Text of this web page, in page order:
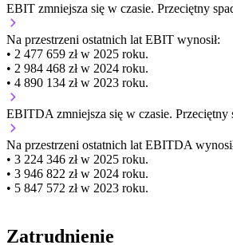
EBIT zmniejsza się w czasie. Przeciętny
Na przestrzeni ostatnich lat EBIT wynosił:
• 2 477 659 zł w 2025 roku.
• 2 984 468 zł w 2024 roku.
• 4 890 134 zł w 2023 roku.
EBITDA zmniejsza się w czasie. Przeciętny
Na przestrzeni ostatnich lat EBITDA
• 3 224 346 zł w 2025 roku.
• 3 946 822 zł w 2024 roku.
• 5 847 572 zł w 2023 roku.
Zatrudnienie